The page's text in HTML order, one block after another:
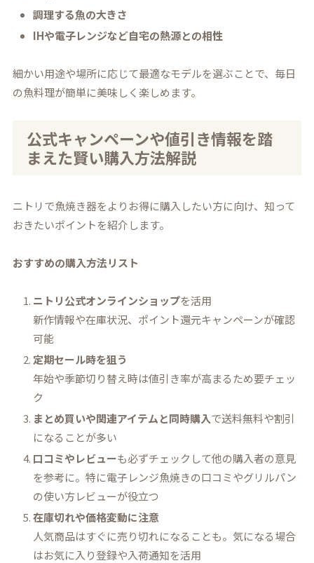
調理する魚の大きさ
IHや電子レンジなど自宅の熱源との相性
細かい用途や場所に応じて最適なモデルを選ぶことで、毎日
の魚料理が簡単に美味しく楽しめます。
公式キャンペーンや値引き情報を踏
まえた賢い購入方法解説
ニトリで魚焼き器をよりお得に購入したい方に向け、知って
おきたいポイントを紹介します。
おすすめの購入方法リスト
ニトリ公式オンラインショップを活用
新作情報や在庫状況、ポイント還元キャンペーンが確認
可能
定期セール時を狙う
年始や季節切り替え時は値引き率が高まるため要チェッ
ク
まとめ買いや関連アイテムと同時購入で送料無料や割引
になることが多い
口コミやレビューも必ずチェックして他の購入者の意見
を参考に。特に電子レンジ魚焼きの口コミやグリルパン
の使い方レビューが役立つ
在庫切れや価格変動に注意
人気商品はすぐに売り切れになることも。気になる場合
はお気に入り登録や入荷通知を活用